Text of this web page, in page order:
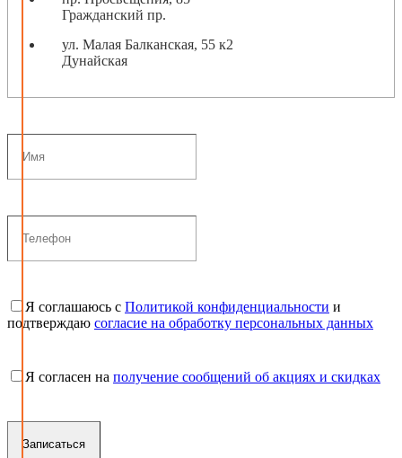
Гражданский пр.
ул. Малая Балканская, 55 к2
Дунайская
Я соглашаюсь с Политикой конфиденциальности и
подтверждаю согласие на обработку персональных данных
Я согласен на получение сообщений об акциях и скидках